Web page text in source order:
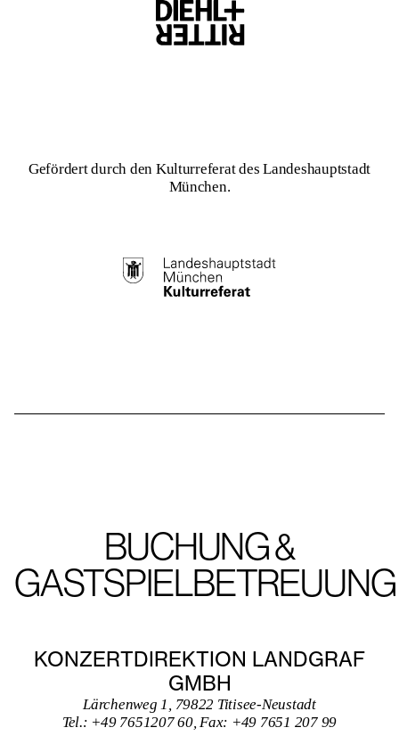
Gefördert durch den Kulturreferat des Landeshauptstadt
München.
BUCHUNG &
GASTSPIELBETREUUNG
KONZERTDIREKTION LANDGRAF
GMBH
Lärchenweg 1, 79822 Titisee-Neustadt
Tel.: +49 7651207 60, Fax: +49 7651 207 99